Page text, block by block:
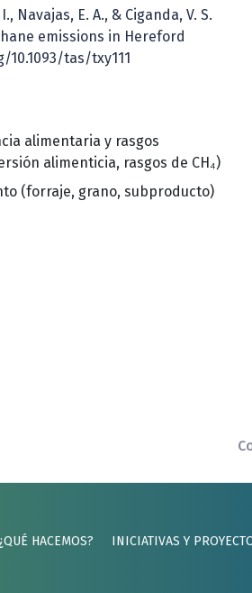
Navajas, E. A., & Ciganda, V. S.
emissions in Hereford
10.1093/tas/txy111
alimentaria y rasgos
alimenticia, rasgos de CH₄)
(forraje, grano, subproducto)
HACEMOS? INICIATIVAS Y